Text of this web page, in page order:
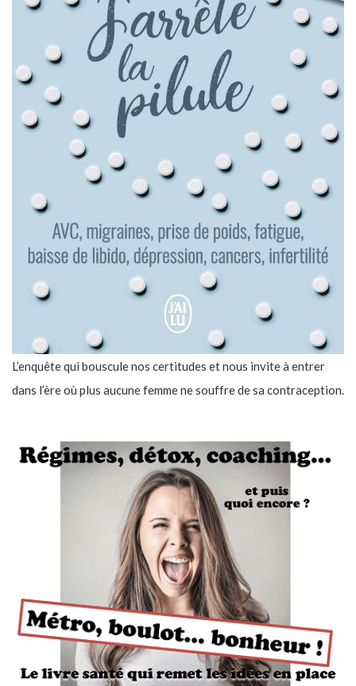
L’enquête qui bouscule nos certitudes et nous invite à entrer
dans l’ère où plus aucune femme ne souffre de sa contraception.